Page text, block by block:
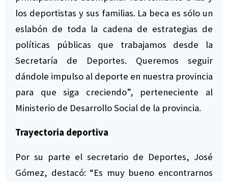
los deportistas y sus familias. La beca es sólo un
eslabón de toda la cadena de estrategias de
políticas públicas que trabajamos desde la
Secretaría de Deportes. Queremos seguir
dándole impulso al deporte en nuestra provincia
para que siga creciendo”, perteneciente al
Ministerio de Desarrollo Social de la provincia.
Trayectoria deportiva
Por su parte el secretario de Deportes, José
Gómez, destacó: “Es muy bueno encontrarnos